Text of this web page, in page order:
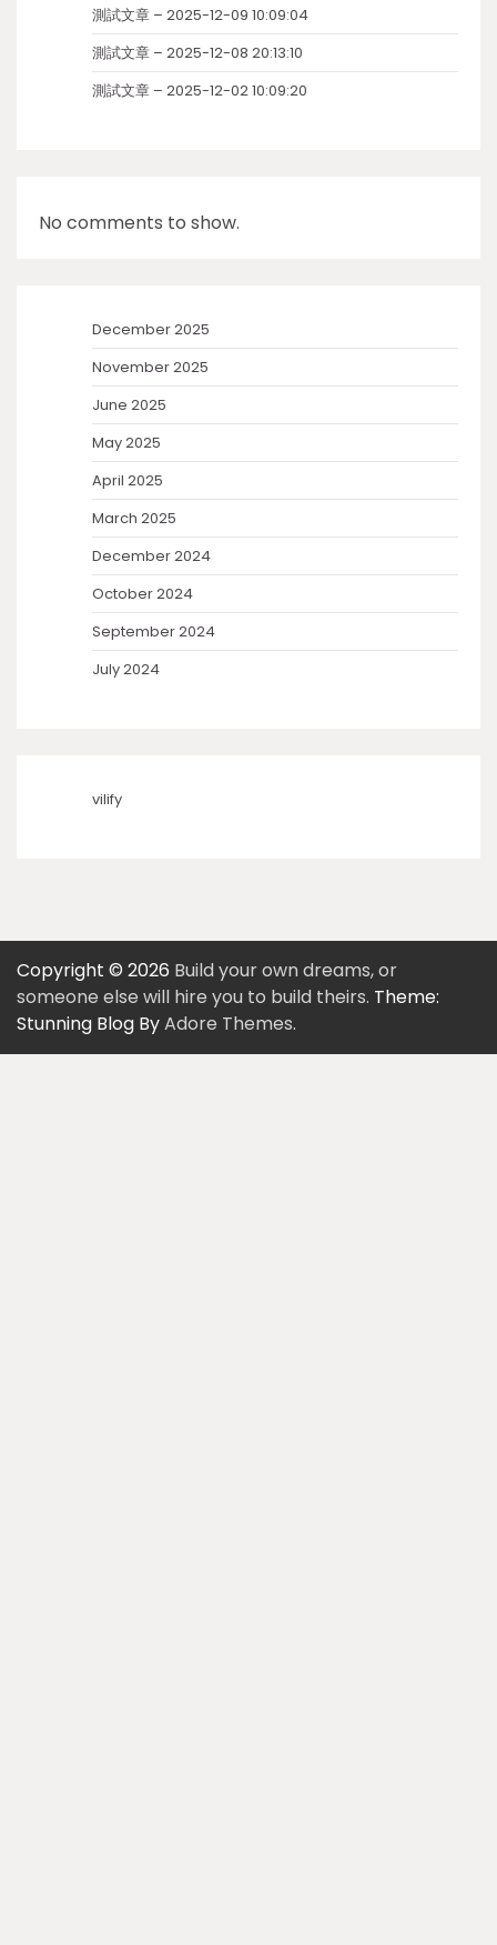
測試文章 – 2025-12-09 10:09:04
測試文章 – 2025-12-08 20:13:10
測試文章 – 2025-12-02 10:09:20
No comments to show.
December 2025
November 2025
June 2025
May 2025
April 2025
March 2025
December 2024
October 2024
September 2024
July 2024
vilify
Copyright © 2026 Build your own dreams, or
someone else will hire you to build theirs. Theme:
Stunning Blog ByAdore Themes.